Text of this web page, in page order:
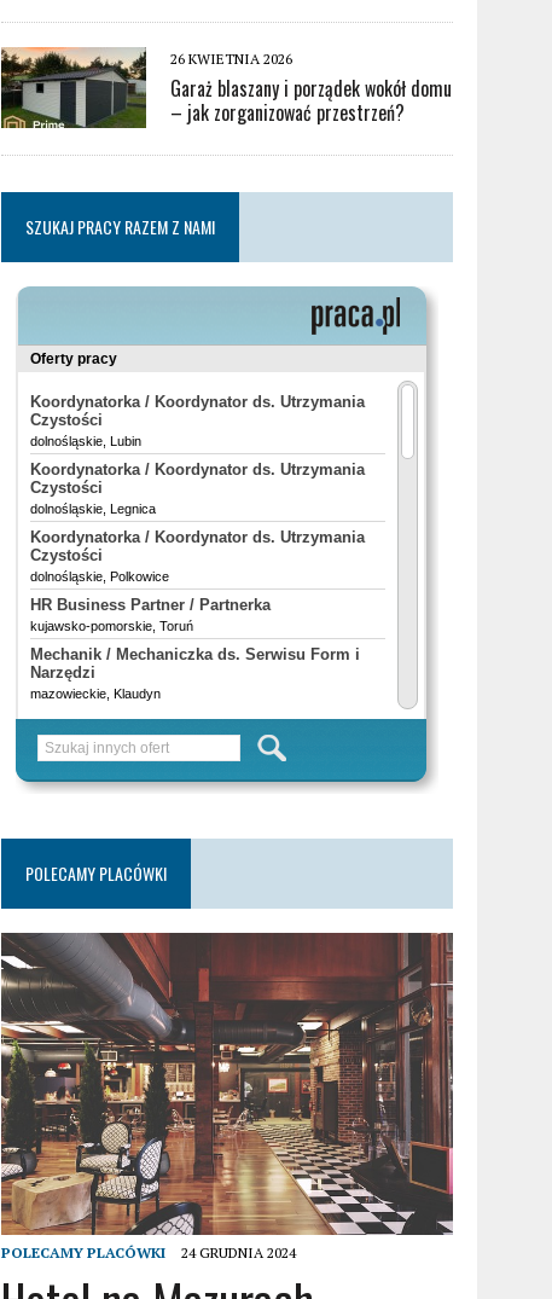
26 KWIETNIA 2026
Garaż blaszany i porządek wokół domu
– jak zorganizować przestrzeń?
SZUKAJ PRACY RAZEM Z NAMI
POLECAMY PLACÓWKI
POLECAMY PLACÓWKI 24 GRUDNIA 2024